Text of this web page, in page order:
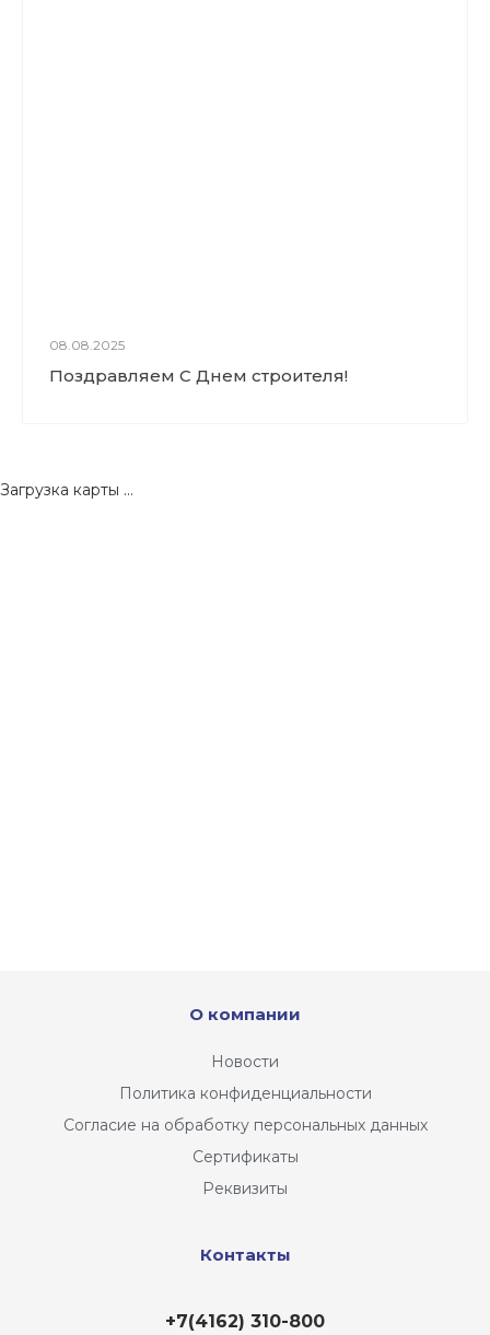
08.08.2025
Поздравляем С Днем строителя!
Загрузка карты ...
О компании
Новости
Политика конфиденциальности
Согласие на обработку персональных данных
Сертификаты
Реквизиты
Контакты
+7(4162) 310-800